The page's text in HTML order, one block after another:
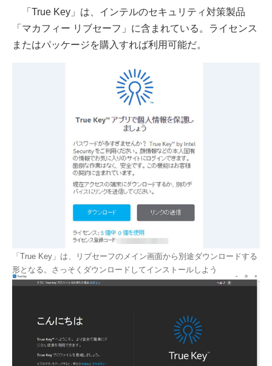
「True Key」は、インテルのセキュリティ対策製品
「マカフィー リブセーフ」に含まれている。ライセンス
またはパッケージを購入すれば利用可能だ。
「True Key」は、リブセーフのメイン画面から別途ダウンロードする
形となる。さっそくダウンロードしてインストールしよう